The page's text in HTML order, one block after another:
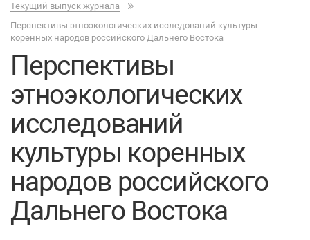
Текущий выпуск журнала
Перспективы этноэкологических исследований культуры
коренных народов российского Дальнего Востока
Перспективы
этноэкологических
исследований
культуры коренных
народов российского
Дальнего Востока